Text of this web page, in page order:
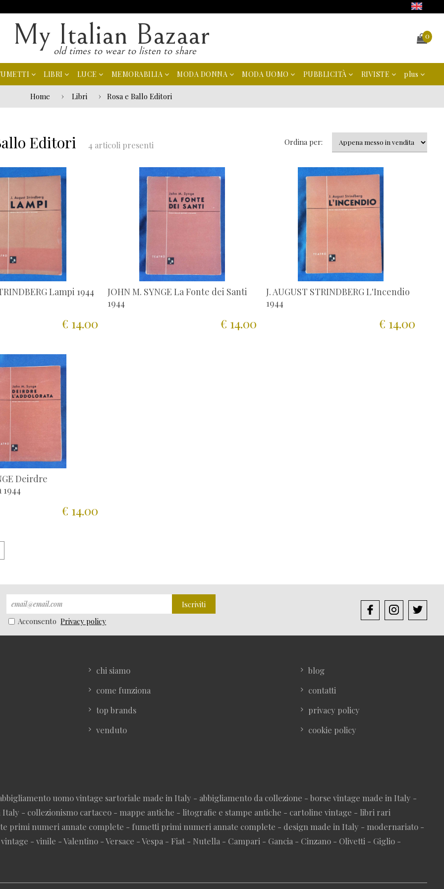
My Italian Bazaar
old times to wear to listen to share
0
LIBRI LUCE MEMORABILIA MODA DONNA MODA UOMO PUBBLICITÀ RIVISTE plus
Home Libri Rosa e Ballo Editori
Editori 4 articoli presenti Ordina per:
Lampi 1944
€ 14.00
JOHN M. SYNGE La Fonte dei Santi
1944
€ 14.00
J. AUGUST STRINDBERG L'Incendio
1944
€ 14.00
Deirdre
€ 14.00
Iscriviti
Acconsento Privacy policy
chi siamo
come funziona
top brands
venduto
blog
contatti
privacy policy
cookie policy
uomo vintage sartoriale made in Italy - abbigliamento da collezione - borse vintage made in Italy -
- collezionismo cartaceo - mappe antiche - litografie e stampe antiche - cartoline vintage - libri rari
primi numeri annate complete - fumetti primi numeri annate complete - design made in Italy - modernariato -
- vinile - Valentino - Versace - Vespa - Fiat - Nutella - Campari - Gancia - Cinzano - Olivetti - Giglio -